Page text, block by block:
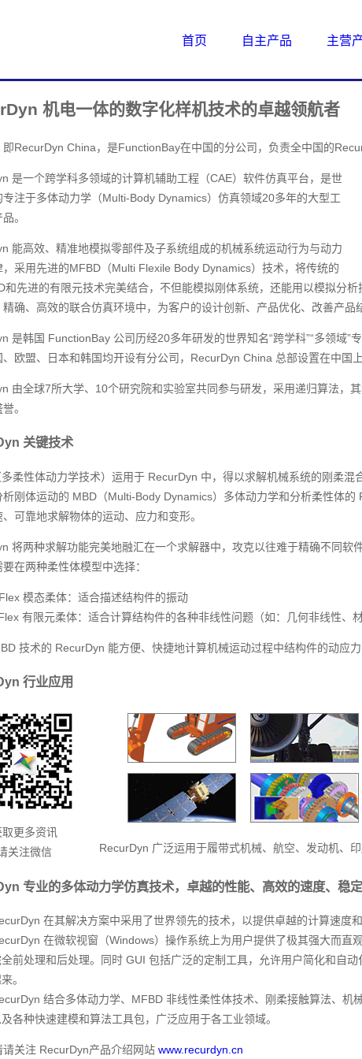
首页 自主产品 主营
机电一体的数字化样机技术的卓越领航者
RecurDyn China，是FunctionBay在中国的分公司，负责全中国的
是一个跨学科多领域的计算机辅助工程（CAE）软件仿真平台，是世
专注于多体动力学（Multi-Body Dynamics）仿真领域20多年的大型工
。
能高效、精准地模拟零部件及子系统组成的机械系统运动行为与动力
，采用先进的MFBD（Multi Flexile Body Dynamics）技术，将传统的
和先进的有限元技术完美结合，不但能模拟刚体系统，还能用以模拟分
确、高效的联合仿真环境中，为客户的设计创新、产品优化、改善产品
是韩国 FunctionBay 公司历经20多年研发的世界知名“跨学科”“多领域
、欧盟、日本和韩国均开设有分公司，RecurDyn China 总部设置在中国上
由全球7所大学、10个研究院和实验室共同参与研发，采用递归算法，
。
关键技术
柔性体动力学技术）运用于 RecurDyn 中，得以求解机械系统的刚柔
析刚体运动的 MBD（Multi-Body Dynamics）多体动力学和分析柔性体
可靠地求解物体的运动、应力和变形。
将两种求解功能完美地融汇在一个求解器中，攻克以往难于精确不同软
在两种柔性体模型中选择：
模态柔体：适合描述结构件的振动
有限元柔体：适合计算结构件的各种非线性问题（如：几何非线性、
技术的 RecurDyn 能方便、快捷地计算机械运动过程中结构件的动应
行业应用
取更多资讯
关注微信
RecurDyn 广泛运用于履带式机械、航空、发动机、
专业的多体动力学仿真技术，卓越的性能、高效的速度、稳
在其解决方案中采用了世界领先的技术，以提供卓越的计算速度
在微软视窗（Windows）操作系统上为用户提供了极其强大而直
前处理和后处理。同时 GUI 包括广泛的定制工具，允许用户简化和自
。
结合多体动力学、MFBD 非线性柔性体技术、刚柔接触算法、机
及各种快速建模和算法工具包，广泛应用于各工业领域。
请关注 RecurDyn产品介绍网站 www.recurdyn.cn